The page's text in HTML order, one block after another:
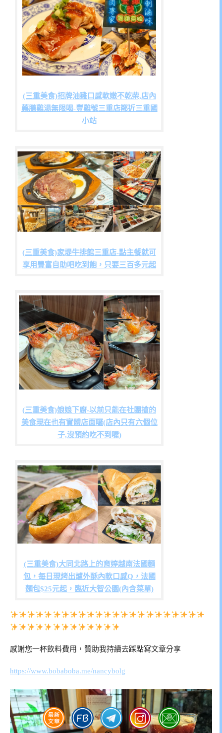
(三重美食)招牌油雞口感軟嫩不乾柴,店內
藥膳雞湯無限喝-豐雞號三重店鄰近三重國
小站
(三重美食)家堤牛排館三重店-點主餐就可
享用豐富自助吧吃到飽，只要三百多元起
(三重美食)娘娘下廚-以前只能在社團搶的
美食現在也有實體店面囉(店內只有六個位
子,沒預約吃不到喔)
(三重美食)大同北路上的育婷越南法國麵
包，每日現烤出爐外酥內軟口感Q，法國
麵包$25元起，臨近大智公園(內含菜單)
感謝您一杯飲料費用，贊助我持續去踩點寫文章分享
https://www.bobaboba.me/nancybolg